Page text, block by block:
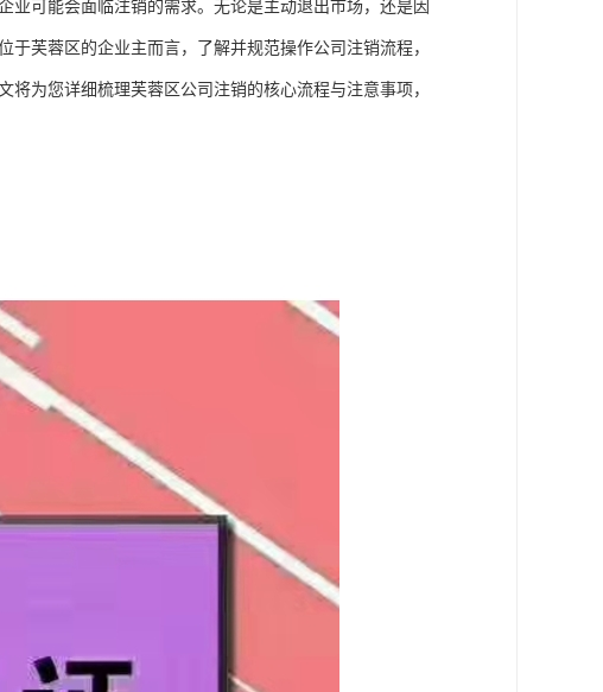
可能会面临注销的需求。无论是主动退出市场，还是因
芙蓉区的企业主而言，了解并规范操作公司注销流程，
为您详细梳理芙蓉区公司注销的核心流程与注意事项，